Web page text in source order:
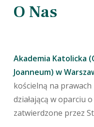
O Nas
Akademia Katolicka
Joanneum) w
kościelną na
działającą w oparciu
zatwierdzone przez